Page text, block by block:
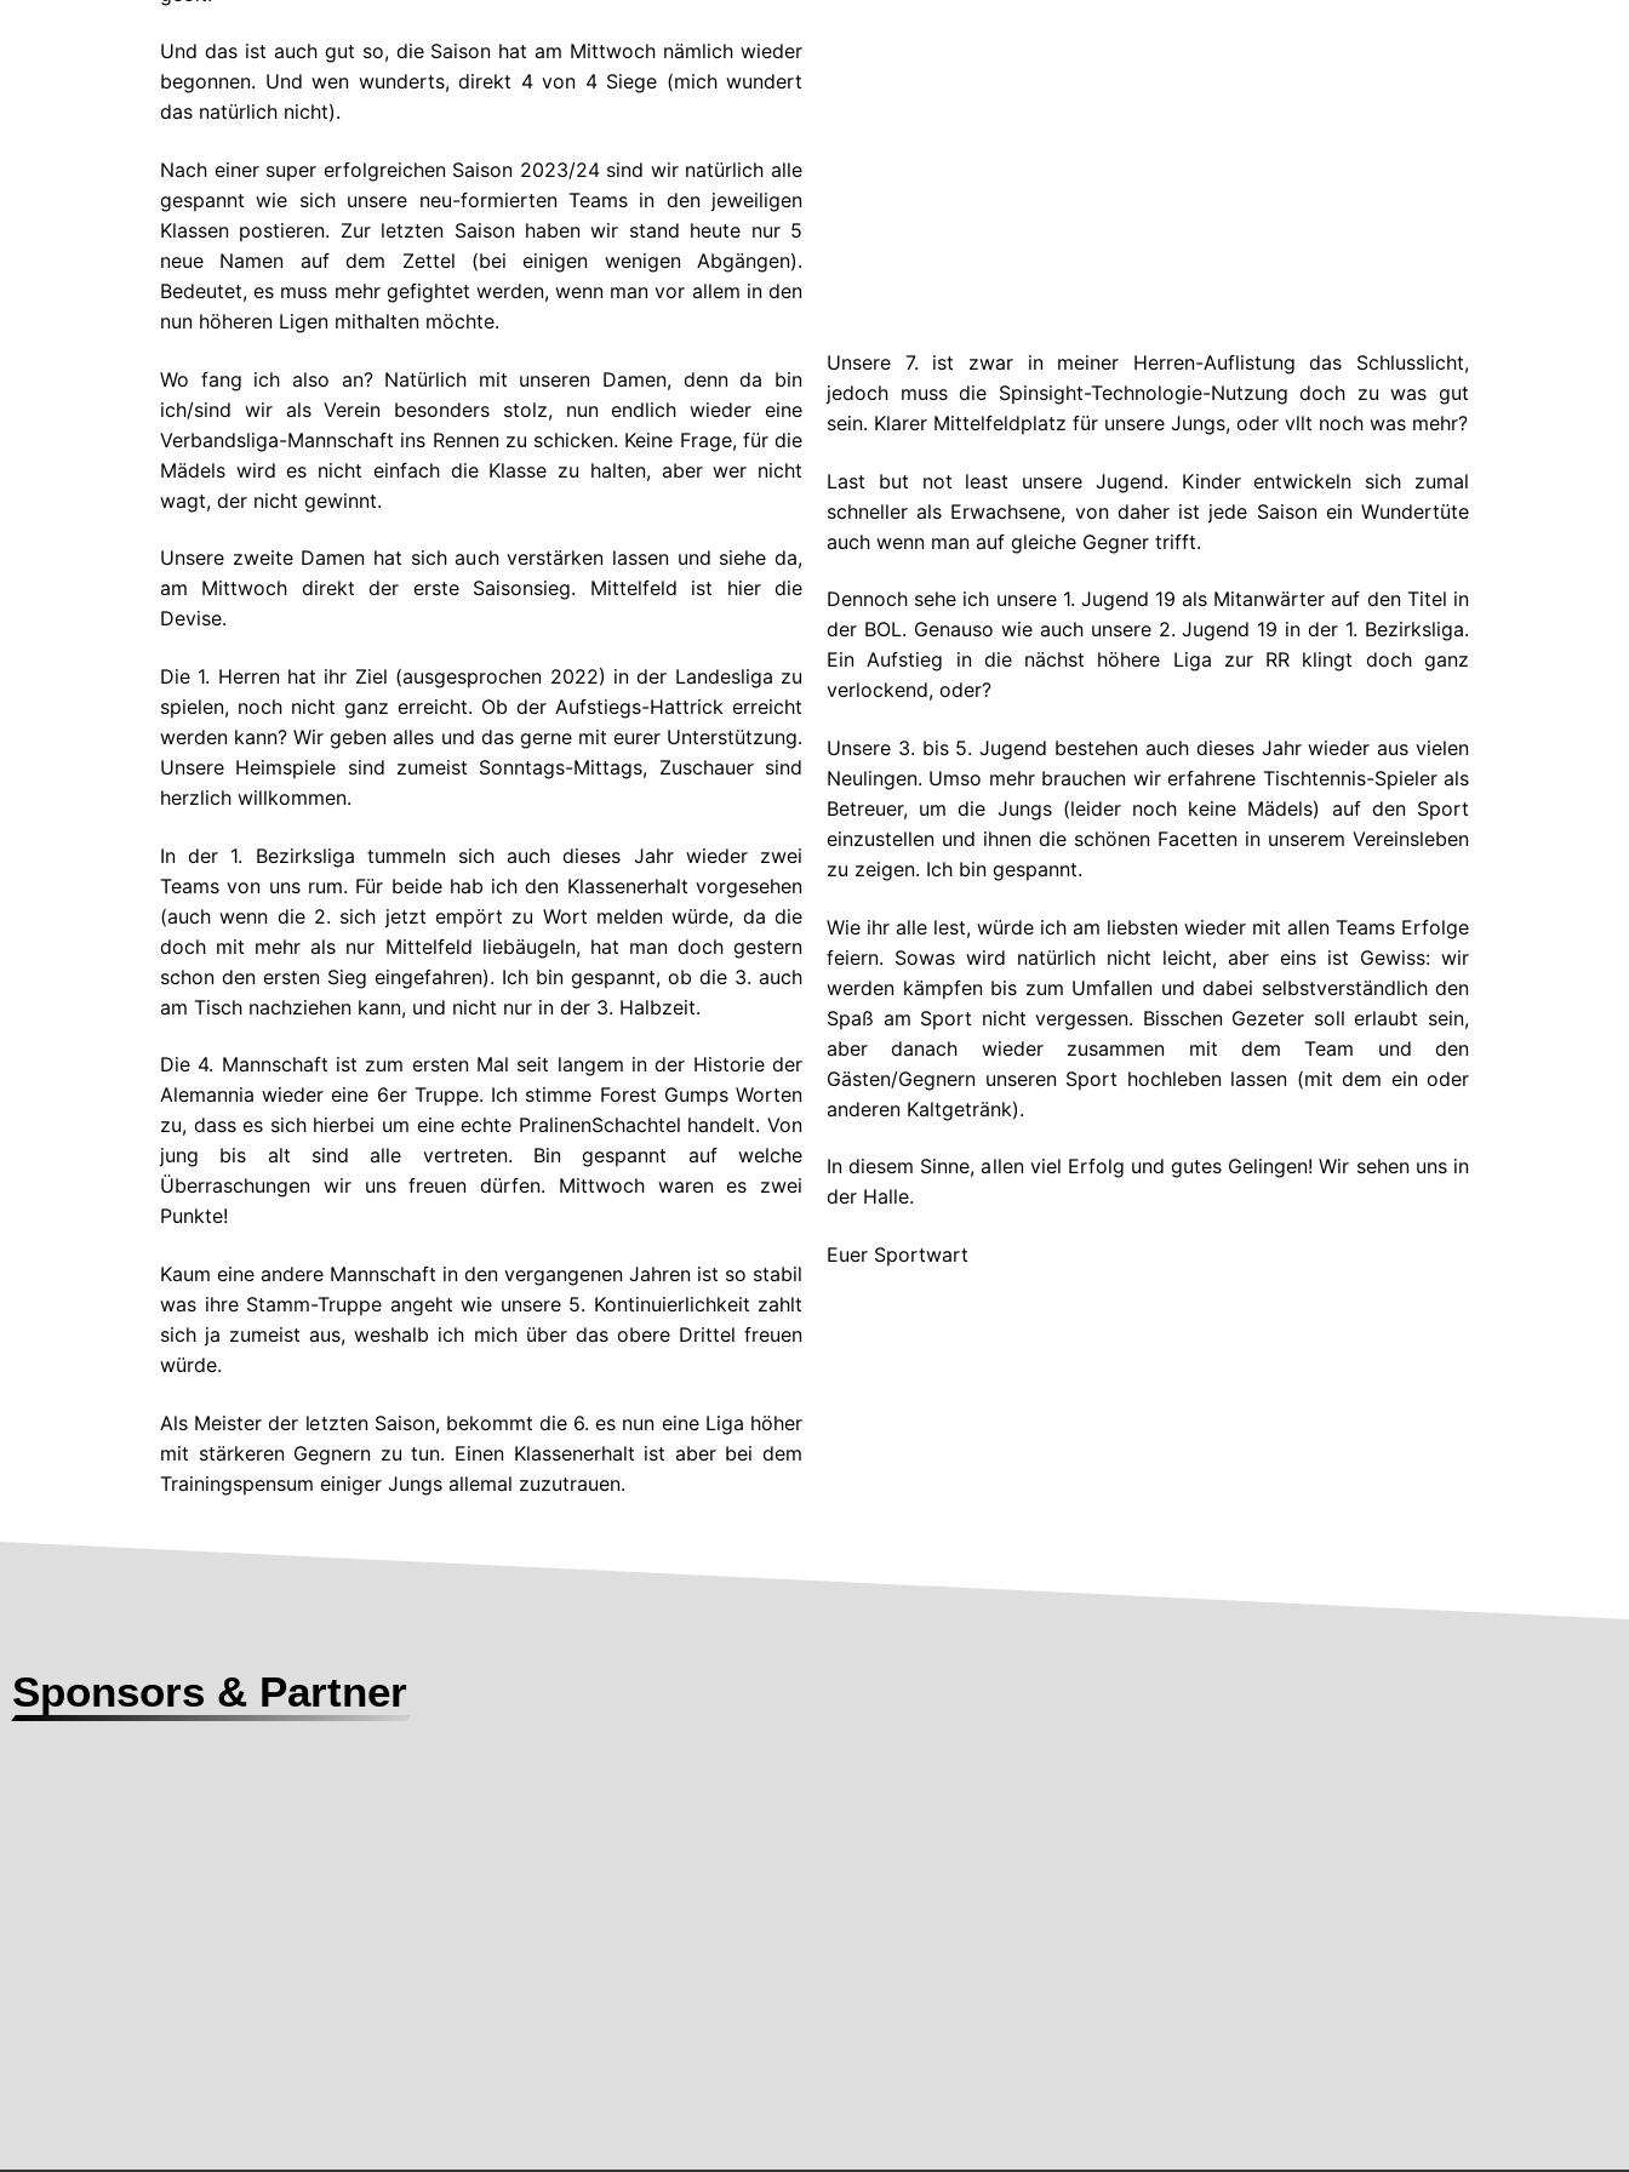
Und das ist auch gut so, die Saison hat am Mittwoch nämlich wieder
begonnen. Und wen wunderts, direkt 4 von 4 Siege (mich wundert
das natürlich nicht).
Nach einer super erfolgreichen Saison 2023/24 sind wir natürlich alle
gespannt wie sich unsere neu-formierten Teams in den jeweiligen
Klassen postieren. Zur letzten Saison haben wir stand heute nur 5
neue Namen auf dem Zettel (bei einigen wenigen Abgängen).
Bedeutet, es muss mehr gefightet werden, wenn man vor allem in den
nun höheren Ligen mithalten möchte.
Wo fang ich also an? Natürlich mit unseren Damen, denn da bin
ich/sind wir als Verein besonders stolz, nun endlich wieder eine
Verbandsliga-Mannschaft ins Rennen zu schicken. Keine Frage, für die
Mädels wird es nicht einfach die Klasse zu halten, aber wer nicht
wagt, der nicht gewinnt.
Unsere zweite Damen hat sich auch verstärken lassen und siehe da,
am Mittwoch direkt der erste Saisonsieg. Mittelfeld ist hier die
Devise.
Die 1. Herren hat ihr Ziel (ausgesprochen 2022) in der Landesliga zu
spielen, noch nicht ganz erreicht. Ob der Aufstiegs-Hattrick erreicht
werden kann? Wir geben alles und das gerne mit eurer Unterstützung.
Unsere Heimspiele sind zumeist Sonntags-Mittags, Zuschauer sind
herzlich willkommen.
In der 1. Bezirksliga tummeln sich auch dieses Jahr wieder zwei
Teams von uns rum. Für beide hab ich den Klassenerhalt vorgesehen
(auch wenn die 2. sich jetzt empört zu Wort melden würde, da die
doch mit mehr als nur Mittelfeld liebäugeln, hat man doch gestern
schon den ersten Sieg eingefahren). Ich bin gespannt, ob die 3. auch
am Tisch nachziehen kann, und nicht nur in der 3. Halbzeit.
Die 4. Mannschaft ist zum ersten Mal seit langem in der Historie der
Alemannia wieder eine 6er Truppe. Ich stimme Forest Gumps Worten
zu, dass es sich hierbei um eine echte PralinenSchachtel handelt. Von
jung bis alt sind alle vertreten. Bin gespannt auf welche
Überraschungen wir uns freuen dürfen. Mittwoch waren es zwei
Punkte!
Kaum eine andere Mannschaft in den vergangenen Jahren ist so stabil
was ihre Stamm-Truppe angeht wie unsere 5. Kontinuierlichkeit zahlt
sich ja zumeist aus, weshalb ich mich über das obere Drittel freuen
würde.
Als Meister der letzten Saison, bekommt die 6. es nun eine Liga höher
mit stärkeren Gegnern zu tun. Einen Klassenerhalt ist aber bei dem
Trainingspensum einiger Jungs allemal zuzutrauen.
Unsere 7. ist zwar in meiner Herren-Auflistung das Schlusslicht,
jedoch muss die Spinsight-Technologie-Nutzung doch zu was gut
sein. Klarer Mittelfeldplatz für unsere Jungs, oder vllt noch was mehr?
Last but not least unsere Jugend. Kinder entwickeln sich zumal
schneller als Erwachsene, von daher ist jede Saison ein Wundertüte
auch wenn man auf gleiche Gegner trifft.
Dennoch sehe ich unsere 1. Jugend 19 als Mitanwärter auf den Titel in
der BOL. Genauso wie auch unsere 2. Jugend 19 in der 1. Bezirksliga.
Ein Aufstieg in die nächst höhere Liga zur RR klingt doch ganz
verlockend, oder?
Unsere 3. bis 5. Jugend bestehen auch dieses Jahr wieder aus vielen
Neulingen. Umso mehr brauchen wir erfahrene Tischtennis-Spieler als
Betreuer, um die Jungs (leider noch keine Mädels) auf den Sport
einzustellen und ihnen die schönen Facetten in unserem Vereinsleben
zu zeigen. Ich bin gespannt.
Wie ihr alle lest, würde ich am liebsten wieder mit allen Teams Erfolge
feiern. Sowas wird natürlich nicht leicht, aber eins ist Gewiss: wir
werden kämpfen bis zum Umfallen und dabei selbstverständlich den
Spaß am Sport nicht vergessen. Bisschen Gezeter soll erlaubt sein,
aber danach wieder zusammen mit dem Team und den
Gästen/Gegnern unseren Sport hochleben lassen (mit dem ein oder
anderen Kaltgetränk).
In diesem Sinne, allen viel Erfolg und gutes Gelingen! Wir sehen uns in
der Halle.
Euer Sportwart
Sponsors & Partner